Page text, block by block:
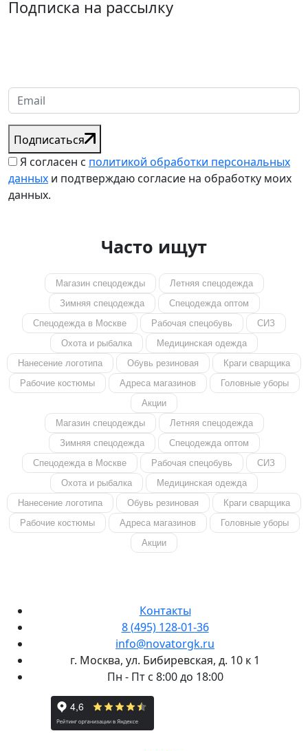
Подписка на рассылку
Подписаться
Я согласен с политикой обработки персональных
данных и подтверждаю согласие на обработку моих
данных.
Часто ищут
Магазин спецодежды
Летняя спецодежда
Зимняя спецодежда
Спецодежда оптом
Спецодежда в Москве
Рабочая спецобувь
СИЗ
Охота и рыбалка
Медицинская одежда
Нанесение логотипа
Обувь резиновая
Краги сварщика
Рабочие костюмы
Адреса магазинов
Головные уборы
Акции
Магазин спецодежды
Летняя спецодежда
Зимняя спецодежда
Спецодежда оптом
Спецодежда в Москве
Рабочая спецобувь
СИЗ
Охота и рыбалка
Медицинская одежда
Нанесение логотипа
Обувь резиновая
Краги сварщика
Рабочие костюмы
Адреса магазинов
Головные уборы
Акции
Контакты
8 (495) 128-01-36
info@novatorgk.ru
г. Москва, ул. Бибиревская, д. 10 к 1
Пн - Пт с 8:00 до 18:00